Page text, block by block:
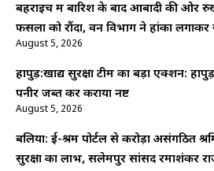
बहराइच में बारिश के बाद आबादी की ओर
फसलों को रौंदा, वन विभाग ने हांका
August 5, 2026
हापुड़:खाद्य सुरक्षा टीम का बड़ा एक्शन:
पनीर जब्त कर कराया नष्ट
August 5, 2026
बलिया: ई-श्रम पोर्टल से करोड़ों असंगठित
सुरक्षा का लाभ, सलेमपुर सांसद रमाशंकर